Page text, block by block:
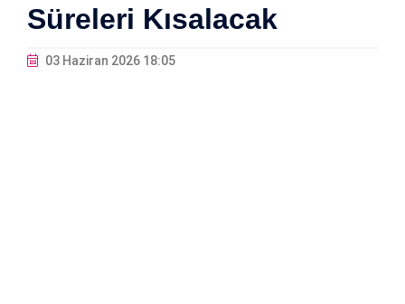
Süreleri Kısalacak
03 Haziran 2026 18:05